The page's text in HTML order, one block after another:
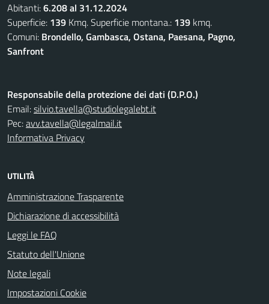
Abitanti:6.208 al 31.12.2024
Superficie: 139 Kmq. Superficie montana.: 139 kmq.
Comuni: Brondello, Gambasca, Ostana, Paesana, Pagno,
Sanfront
Responsabile della protezione dei dati (D.P.O.)
Email:silvio.tavella@studiolegalebt.it
Pec:avv.tavella@legalmail.it
Informativa Privacy
UTILITÀ
Amministrazione Trasparente
Dichiarazione di accessibilità
Leggi le FAQ
Statuto dell'Unione
Note legali
Impostazioni Cookie